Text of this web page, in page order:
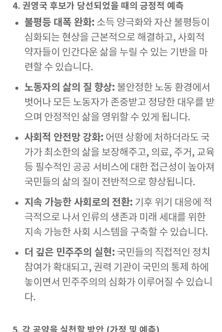
4. 권영국 후보가 당선되었을 때의 긍정적 예측
불평등 대폭 완화: 소득 양극화와 자산 불평등이
심화되는 현상을 근본적으로 해결하고, 사회적
약자들이 인간다운 삶을 누릴 수 있는 기반을 마
련할 수 있습니다.
노동자의 삶의 질 향상: 불안정한 노동 환경에서
벗어나 모든 노동자가 존중받고 정당한 대우를 받
으며 안정적인 삶을 영위할 수 있게 됩니다.
사회적 안전망 강화: 어떤 상황에 처하더라도 국
가가 최소한의 삶을 보장해주고, 의료, 주거, 교육
등 필수적인 공공 서비스에 대한 접근성이 높아져
국민들의 삶의 질이 전반적으로 향상됩니다.
지속 가능한 사회로의 전환: 기후 위기 대응에 적
극적으로 나서 인류의 생존과 미래 세대를 위한
지속 가능한 사회 시스템을 구축할 수 있습니다.
더 깊은 민주주의 실현: 국민들의 직접적인 정치
참여가 확대되고, 권력 기관이 국민의 통제 하에
놓이면서 민주주의의 심화가 이루어질 수 있습니
다.